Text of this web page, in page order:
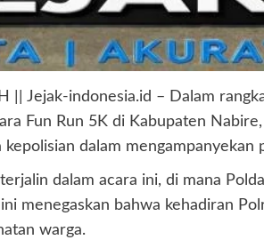
|| Jejak-indonesia.id – Dalam
Fun Run 5K di Kabupaten
kepolisian dalam
dalam acara ini, di mana
menegaskan bahwa kehadiran
warga.